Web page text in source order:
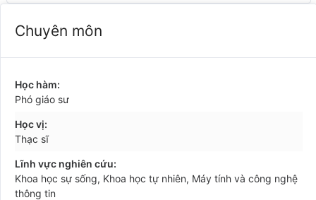
Chuyên môn
Học hàm:
Phó giáo sư
Học vị:
Thạc sĩ
Lĩnh vực nghiên cứu:
Khoa học sự sống, Khoa học tự nhiên, Máy tính và công nghệ
thông tin